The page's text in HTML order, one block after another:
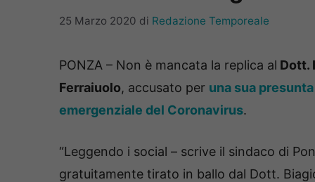
25 Marzo 2020 di Redazione Temporeale
PONZA – Non è mancata la replica al Dott.
Ferraiuolo, accusato per una sua
emergenziale del Coronavirus.
“Leggendo i social – scrive il sindaco di
gratuitamente tirato in ballo dal Dott.